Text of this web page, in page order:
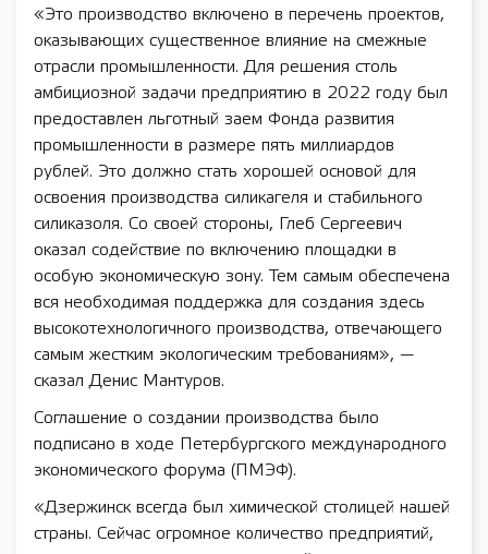
«Это производство включено в перечень проектов,
оказывающих существенное влияние на смежные
отрасли промышленности. Для решения столь
амбициозной задачи предприятию в 2022 году был
предоставлен льготный заем Фонда развития
промышленности в размере пять миллиардов
рублей. Это должно стать хорошей основой для
освоения производства силикагеля и стабильного
силиказоля. Со своей стороны, Глеб Сергеевич
оказал содействие по включению площадки в
особую экономическую зону. Тем самым обеспечена
вся необходимая поддержка для создания здесь
высокотехнологичного производства, отвечающего
самым жестким экологическим требованиям», —
сказал Денис Мантуров.
Соглашение о создании производства было
подписано в ходе Петербургского международного
экономического форума (ПМЭФ).
«Дзержинск всегда был химической столицей нашей
страны. Сейчас огромное количество предприятий,